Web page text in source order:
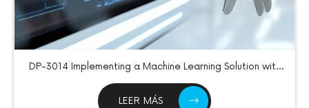
DP-3014 Implementing a Machine Learning Solution with
LEER MÁS